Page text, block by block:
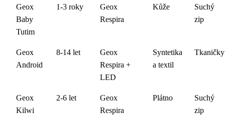
Geox
Baby
Tutim
1-3 roky
Geox
Respira
Kůže
Suchý
zip
Geox
Android
8-14 let
Geox
Respira +
LED
Syntetika
a textil
Tkaničky
Geox
Kilwi
2-6 let
Geox
Respira
Plátno
Suchý
zip